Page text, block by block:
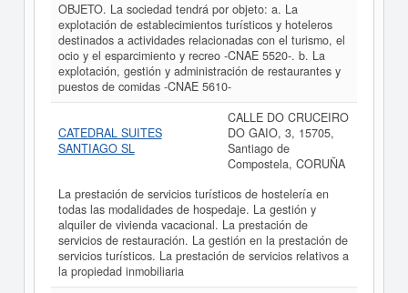
OBJETO. La sociedad tendrá por objeto: a. La
explotación de establecimientos turísticos y hoteleros
destinados a actividades relacionadas con el turismo, el
ocio y el esparcimiento y recreo -CNAE 5520-. b. La
explotación, gestión y administración de restaurantes y
puestos de comidas -CNAE 5610-
CATEDRAL SUITES
SANTIAGO SL
CALLE DO CRUCEIRO
DO GAIO, 3, 15705,
Santiago de
Compostela, CORUÑA
La prestación de servicios turísticos de hostelería en
todas las modalidades de hospedaje. La gestión y
alquiler de vivienda vacacional. La prestación de
servicios de restauración. La gestión en la prestación de
servicios turísticos. La prestación de servicios relativos a
la propiedad inmobiliaria